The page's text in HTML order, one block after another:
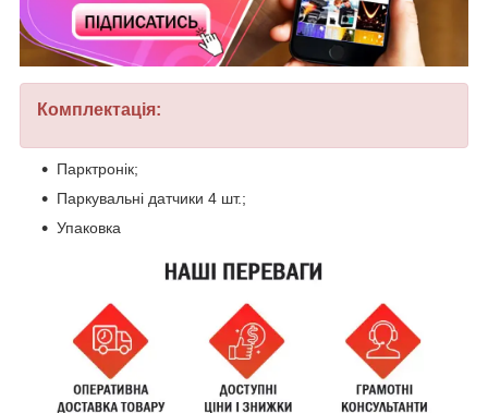
Комплектація:
Парктронік;
Паркувальні датчики 4 шт.;
Упаковка